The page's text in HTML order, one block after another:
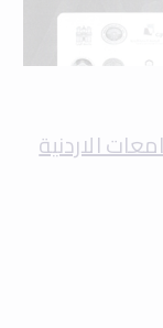
الاردنية